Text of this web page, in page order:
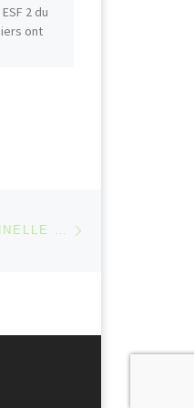
2 du
ont
UNE JOURNÉE DE NOËL INTERGÉNÉRATIONNELLE ORGANISÉE PAR LES ÉTUDIANTS DE BTS ESF 2